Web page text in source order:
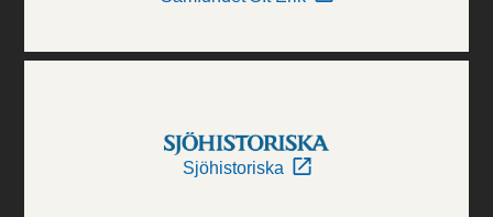
Sjöhistoriska